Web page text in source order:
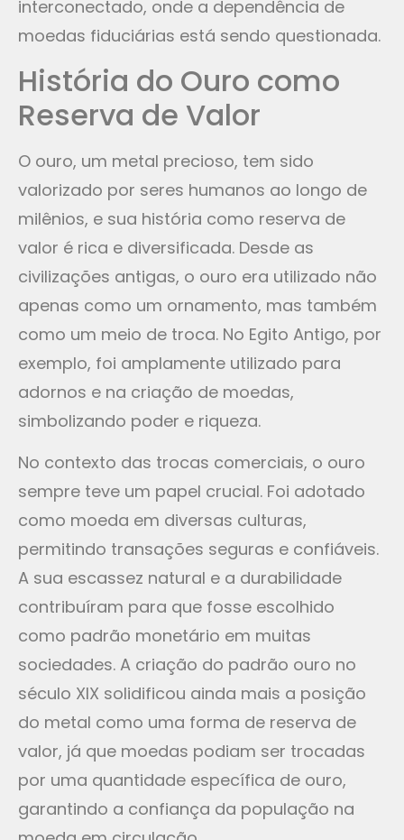
interconectado, onde a dependência de
moedas fiduciárias está sendo questionada.
História do Ouro como
Reserva de Valor
O ouro, um metal precioso, tem sido
valorizado por seres humanos ao longo de
milênios, e sua história como reserva de
valor é rica e diversificada. Desde as
civilizações antigas, o ouro era utilizado não
apenas como um ornamento, mas também
como um meio de troca. No Egito Antigo, por
exemplo, foi amplamente utilizado para
adornos e na criação de moedas,
simbolizando poder e riqueza.
No contexto das trocas comerciais, o ouro
sempre teve um papel crucial. Foi adotado
como moeda em diversas culturas,
permitindo transações seguras e confiáveis.
A sua escassez natural e a durabilidade
contribuíram para que fosse escolhido
como padrão monetário em muitas
sociedades. A criação do padrão ouro no
século XIX solidificou ainda mais a posição
do metal como uma forma de reserva de
valor, já que moedas podiam ser trocadas
por uma quantidade específica de ouro,
garantindo a confiança da população na